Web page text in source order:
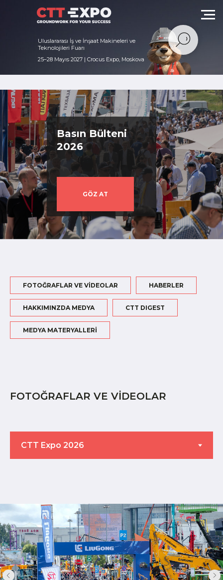
Uluslararası İş ve İnşaat Makineleri ve
Teknolojileri Fuarı
25–28 Mayıs 2027 | Crocus Expo, Moskova
Media centre
Basın Bülteni
2026
GÖZ AT
FOTOĞRAFLAR VE VİDEOLAR HABERLER
HAKKIMINZDA MEDYA CTT DIGEST
MEDYA MATERYALLERİ
FOTOĞRAFLAR VE VİDEOLAR